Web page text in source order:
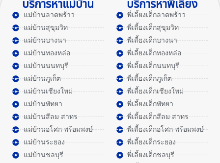
บริการหาแม่บ้าน
แม่บ้านลาดพร้าว
แม่บ้านสุขุมวิท
แม่บ้านบางนา
แม่บ้านทองหล่อ
แม่บ้านนนทบุรี
แม่บ้านภูเก็ต
แม่บ้านเชียงใหม่
แม่บ้านพัทยา
แม่บ้านสีลม สาทร
แม่บ้านอโศก พร้อมพงษ์
แม่บ้านระยอง
แม่บ้านชลบุรี
บริการหาพี่เลี้ยง
พี่เลี้ยงเด็กลาดพร้าว
พี่เลี้ยงเด็กสุขุมวิท
พี่เลี้ยงเด็กบางนา
พี่เลี้ยงเด็กทองหล่อ
พี่เลี้ยงเด็กนนทบุรี
พี่เลี้ยงเด็กภูเก็ต
พี่เลี้ยงเด็กเชียงใหม่
พี่เลี้ยงเด็กพัทยา
พี่เลี้ยงเด็กสีลม สาทร
พี่เลี้ยงเด็กอโศก พร้อมพงษ์
พี่เลี้ยงเด็กระยอง
พี่เลี้ยงเด็กชลบุรี